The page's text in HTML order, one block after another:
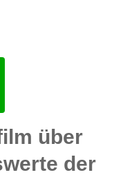
über
der